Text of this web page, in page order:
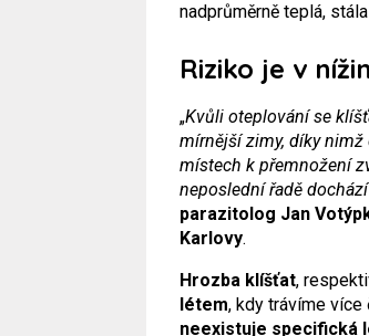
nadprůměrně teplá,
Riziko je v
„Kvůli oteplování se
mírnější zimy, díky
místech k přemnožení
neposlední řadě
parazitolog Jan
Karlovy.
Hrozba klíšťat,
létem, kdy trávíme
neexistuje specifická